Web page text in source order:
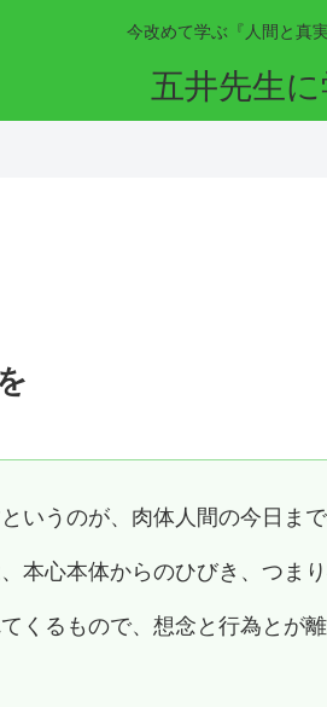
今改めて学ぶ『人間と真
五井先生
いうのが、肉体人間の今日ま
本心本体からのひびき、つま
くるもので、想念と行為とが